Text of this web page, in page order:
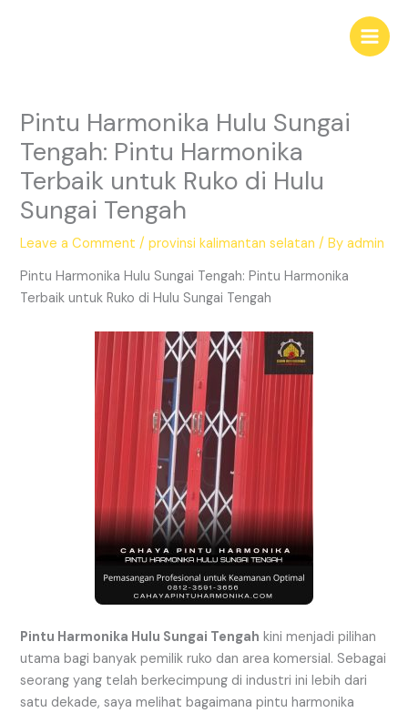
Main
Pintu Harmonika Hulu Sungai
Tengah: Pintu Harmonika
Terbaik untuk Ruko di Hulu
Sungai Tengah
Leave a Comment /provinsi kalimantan selatan / Byadmin
Pintu Harmonika Hulu Sungai Tengah: Pintu Harmonika
Terbaik untuk Ruko di Hulu Sungai Tengah
Pintu Harmonika Hulu Sungai Tengah kini menjadi pilihan
utama bagi banyak pemilik ruko dan area komersial. Sebagai
seorang yang telah berkecimpung di industri ini lebih dari
satu dekade, saya melihat bagaimana pintu harmonika